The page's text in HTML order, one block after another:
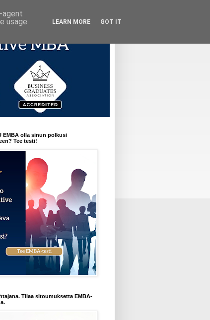
EMBA olla sinun polkusi
Tee testi!
Tilaa sitoumuksetta EMBA-
agent
usage
LEARN MORE GOT IT